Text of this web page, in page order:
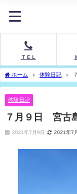
ＴＥＬ
ホーム 体験日記
体験日記
７月９日 宮古
2021年7月9日 2021年7